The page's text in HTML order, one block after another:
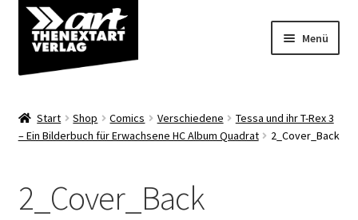
Zur
Navigation
springen
Zum
Inhalt
springen
Menü
Shop
Start Shop Comics Verschiedene
Tessa und ihr T-Rex 3
– Ein Bilderbuch für Erwachsene HC Album Quadrat
2_Cover_Back
2_Cover_Back